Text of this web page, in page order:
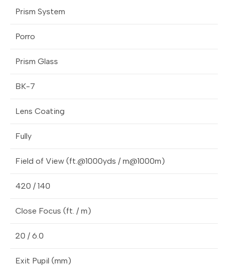
Prism System
Porro
Prism Glass
BK-7
Lens Coating
Fully
Field of View (ft.@1000yds / m@1000m)
420 / 140
Close Focus (ft. / m)
20 / 6.0
Exit Pupil (mm)